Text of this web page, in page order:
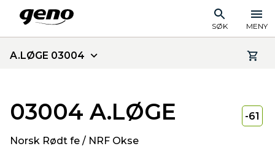
SØK MENY
A.LØGE 03004
03004 A.LØGE
Norsk Rødt fe / NRF Okse
-61